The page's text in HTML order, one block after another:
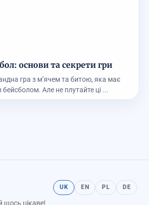
основи та секрети гри
гра з м’ячем та битою, яка має
бейсболом. Але не плутайте ці ...
щось цікаве!
UK EN PL DE